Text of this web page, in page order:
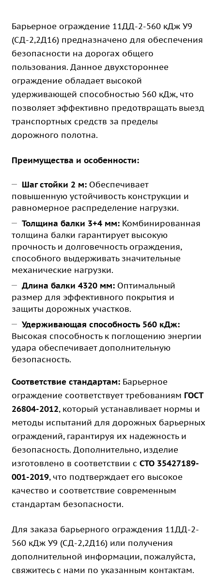
Барьерное ограждение 11ДД-2-560 кДж У9
(СД-2,2Д16) предназначено для обеспечения
безопасности на дорогах общего
пользования. Данное двухстороннее
ограждение обладает высокой
удерживающей способностью 560 кДж, что
позволяет эффективно предотвращать выезд
транспортных средств за пределы
дорожного полотна.
Преимущества и особенности:
Шаг стойки 2 м: Обеспечивает
повышенную устойчивость конструкции и
равномерное распределение нагрузки.
Толщина балки 3+4 мм: Комбинированная
толщина балки гарантирует высокую
прочность и долговечность ограждения,
способного выдерживать значительные
механические нагрузки.
Длина балки 4320 мм: Оптимальный
размер для эффективного покрытия и
защиты дорожных участков.
Удерживающая способность 560 кДж:
Высокая способность к поглощению энергии
удара обеспечивает дополнительную
безопасность.
Соответствие стандартам: Барьерное
ограждение соответствует требованиям ГОСТ
26804-2012, который устанавливает нормы и
методы испытаний для дорожных барьерных
ограждений, гарантируя их надежность и
безопасность. Дополнительно, изделие
изготовлено в соответствии с СТО 35427189-
001-2019, что подтверждает его высокое
качество и соответствие современным
стандартам безопасности.
Для заказа барьерного ограждения 11ДД-2-
560 кДж У9 (СД-2,2Д16) или получения
дополнительной информации, пожалуйста,
свяжитесь с нами по указанным контактам.